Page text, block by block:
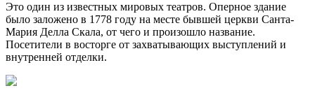
Это один из известных мировых театров. Оперное здание
было заложено в 1778 году на месте бывшей церкви Санта-
Мария Делла Скала, от чего и произошло название.
Посетители в восторге от захватывающих выступлений и
внутренней отделки.